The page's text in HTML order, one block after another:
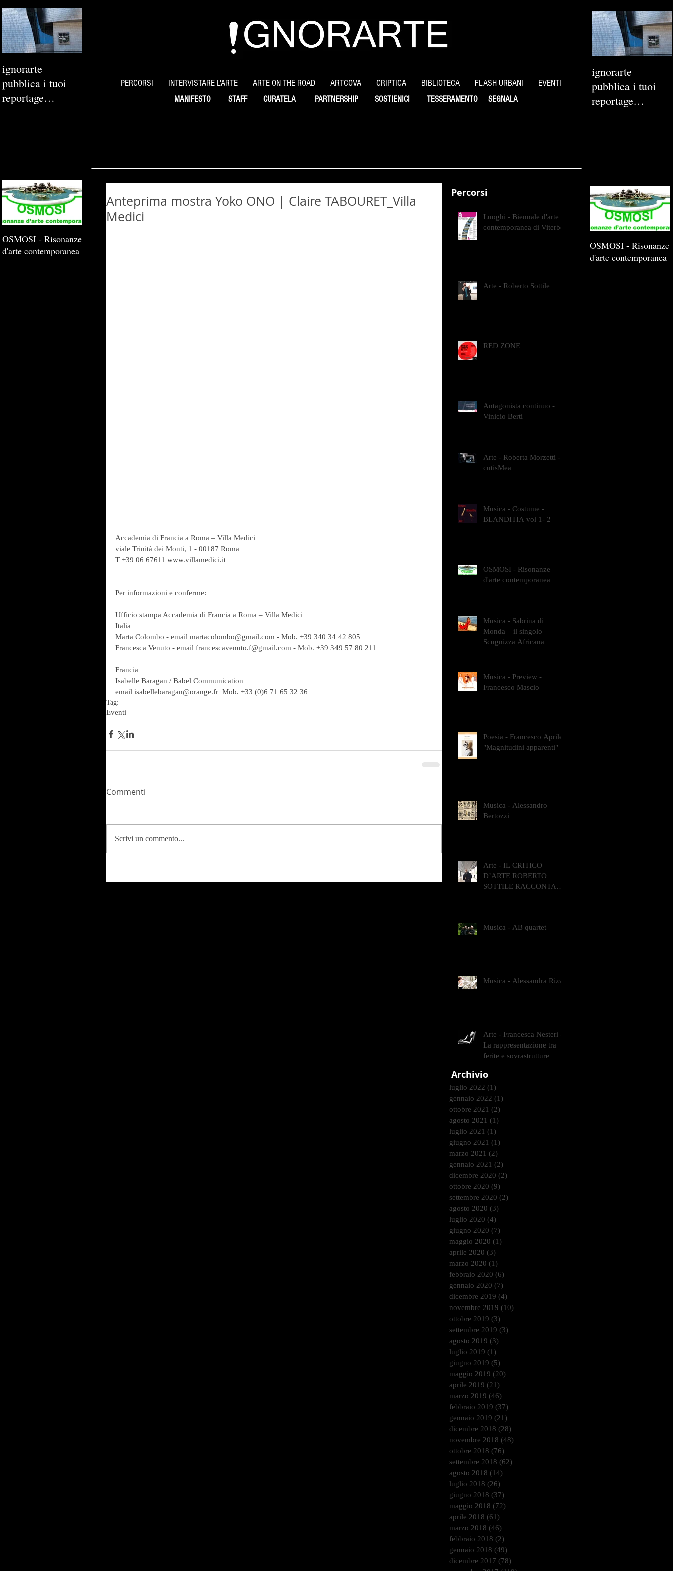
ignorarte
pubblica i tuoi
reportage
PERCORSI INTERVISTARE L'ARTE ARTE ON THE ROAD ARTCOVA CRIPTICA BIBLIOTECA FLASH URBANI EVENTI
MANIFESTO STAFF CURATELA PARTNERSHIP SOSTIENICI SEGNALA
TESSERAMENTO
ignorarte
pubblica i tuoi
reportage
Anteprima mostra Yoko ONO | Claire TABOURET_Villa
Medici
Accademia di Francia a Roma – Villa Medici
viale Trinità dei Monti, 1 - 00187 Roma
T +39 06 67611 www.villamedici.it
Per informazioni e conferme:
Ufficio stampa Accademia di Francia a Roma – Villa Medici
Italia
Marta Colombo - email martacolombo@gmail.com - Mob. +39 340 34 42 805
Francesca Venuto - email francescavenuto.f@gmail.com - Mob. +39 349 57 80 211
Francia
Isabelle Baragan / Babel Communication
email isabellebaragan@orange.fr  Mob. +33 (0)6 71 65 32 36
Tag:
Eventi
Commenti
Scrivi un commento...
Percorsi
Luoghi - Biennale d'arte
contemporanea di Viterbo
Arte - Roberto Sottile
RED ZONE
Antagonista continuo -
Vinicio Berti
Arte - Roberta Morzetti -
cutisMea
Musica - Costume -
BLANDITIA vol 1- 2
OSMOSI - Risonanze
d'arte contemporanea
Musica - Sabrina di
Monda – il singolo
Scugnizza Africana
Musica - Preview -
Francesco Mascio
Poesia - Francesco Aprile -
"Magnitudini apparenti"
Musica - Alessandro
Bertozzi
Arte - IL CRITICO
D’ARTE ROBERTO
SOTTILE RACCONTA
Musica - AB quartet
Musica - Alessandra Rizzo
Arte - Francesca Nesteri -
La rappresentazione tra
ferite e sovrastrutture
Archivio
luglio 2022 (1)
gennaio 2022 (1)
ottobre 2021 (2)
agosto 2021 (1)
luglio 2021 (1)
giugno 2021 (1)
marzo 2021 (2)
gennaio 2021 (2)
dicembre 2020 (2)
ottobre 2020 (9)
settembre 2020 (2)
agosto 2020 (3)
luglio 2020 (4)
giugno 2020 (7)
maggio 2020 (1)
aprile 2020 (3)
marzo 2020 (1)
febbraio 2020 (6)
gennaio 2020 (7)
dicembre 2019 (4)
novembre 2019 (10)
ottobre 2019 (3)
settembre 2019 (3)
agosto 2019 (3)
luglio 2019 (1)
giugno 2019 (5)
maggio 2019 (20)
aprile 2019 (21)
marzo 2019 (46)
febbraio 2019 (37)
gennaio 2019 (21)
dicembre 2018 (28)
novembre 2018 (48)
ottobre 2018 (76)
settembre 2018 (62)
agosto 2018 (14)
luglio 2018 (26)
giugno 2018 (37)
maggio 2018 (72)
aprile 2018 (61)
marzo 2018 (46)
febbraio 2018 (2)
gennaio 2018 (49)
dicembre 2017 (78)
OSMOSI - Risonanze
d'arte contemporanea
OSMOSI - Risonanze
d'arte contemporanea